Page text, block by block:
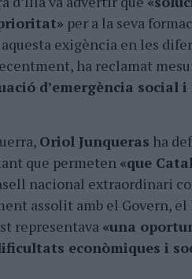
per a la seva
exigència en les
ha reclamat
dʼemergència social
Oriol Junqueras ha
que permeten «que
nacional extraordinari
assolit amb el Govern,
representava «una
econòmiques i